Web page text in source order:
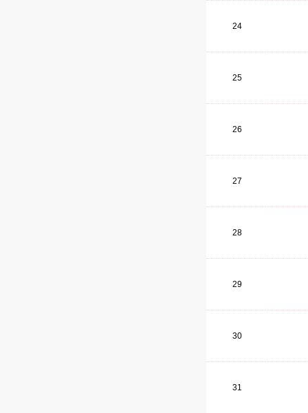
24
25
26
27
28
29
30
31